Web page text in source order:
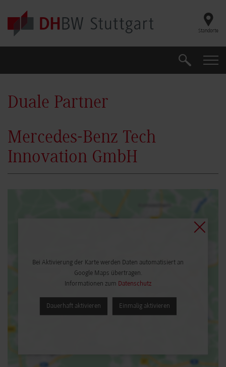
Skip to main content
Standorte
Suche
Duale Partner
Mercedes-Benz Tech
Innovation GmbH
Bei Aktivierung der Karte werden Daten automatisiert an
Google Maps übertragen.
Informationen zum Datenschutz
Dauerhaft aktivieren Einmalig aktivieren